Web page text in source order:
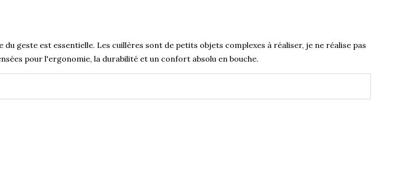
geste est essentielle. Les cuillères sont de petits objets complexes à réaliser, je ne réalise pas
pour l'ergonomie, la durabilité et un confort absolu en bouche.